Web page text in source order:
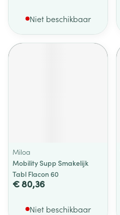
Niet beschikbaar
Miloa
Mobility Supp Smakelijk
Tabl Flacon 60
€ 80,36
Niet beschikbaar